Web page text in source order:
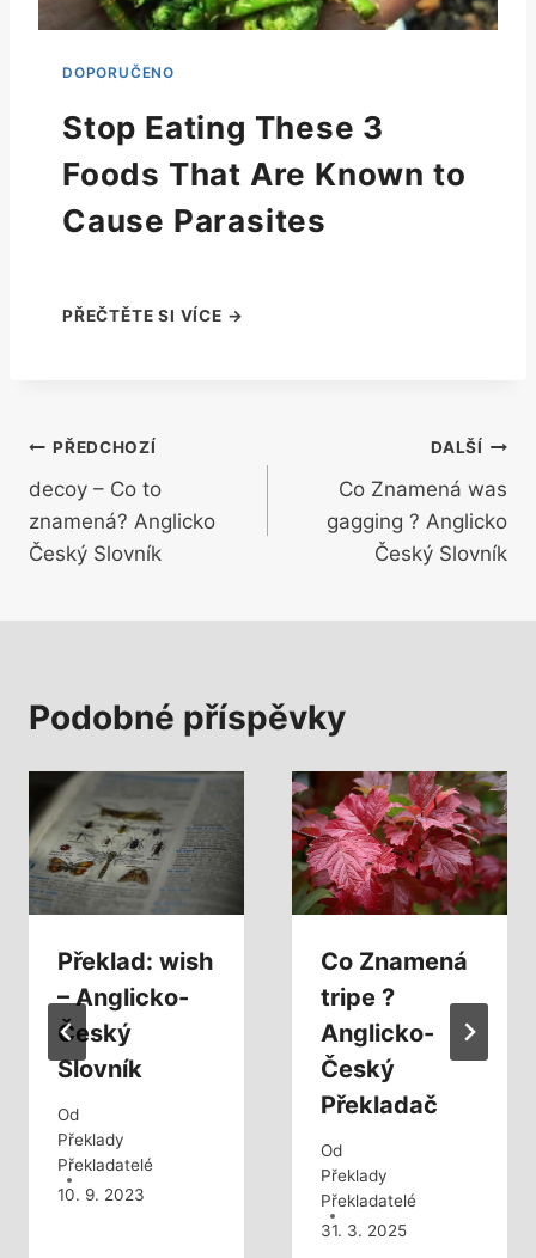
Stop Eating These 3
Foods That Are Known to
Cause Parasites
Navigace
pro
příspěvek
PŘEDCHOZÍ
decoy – Co to
znamená? Anglicko
Český Slovník
DALŠÍ
Co Znamená was
gagging ? Anglicko
Český Slovník
Podobné příspěvky
Překlad: wish
– Anglicko-
Český
Slovník
Od
Překlady
Překladatelé
10. 9. 2023
Co Znamená
tripe ?
Anglicko-
Český
Překladač
Od
Překlady
Překladatelé
31. 3. 2025